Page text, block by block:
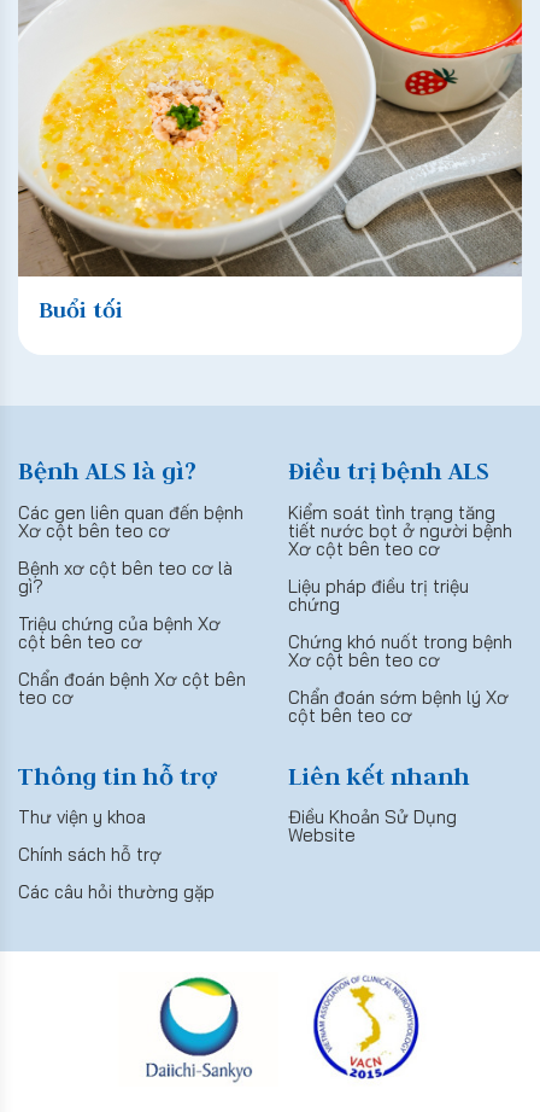
Buổi tối
Bệnh ALS là gì?
Các gen liên quan đến bệnh
Xơ cột bên teo cơ
Bệnh xơ cột bên teo cơ là
gì?
Triệu chứng của bệnh Xơ
cột bên teo cơ
Chẩn đoán bệnh Xơ cột bên
teo cơ
Điều trị bệnh ALS
Kiểm soát tình trạng tăng
tiết nước bọt ở người bệnh
Xơ cột bên teo cơ
Liệu pháp điều trị triệu
chứng
Chứng khó nuốt trong bệnh
Xơ cột bên teo cơ
Chẩn đoán sớm bệnh lý Xơ
cột bên teo cơ
Thông tin hỗ trợ
Thư viện y khoa
Chính sách hỗ trợ
Các câu hỏi thường gặp
Liên kết nhanh
Điều Khoản Sử Dụng
Website